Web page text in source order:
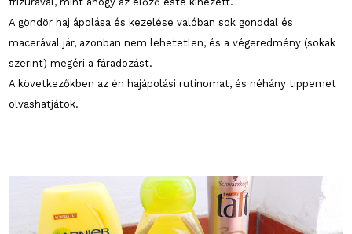
A göndör haj ápolása és kezelése valóban sok gonddal és
macerával jár, azonban nem lehetetlen, és a végeredmény (sokak
szerint) megéri a fáradozást.
A következőkben az én hajápolási rutinomat, és néhány tippemet
olvashatjátok.